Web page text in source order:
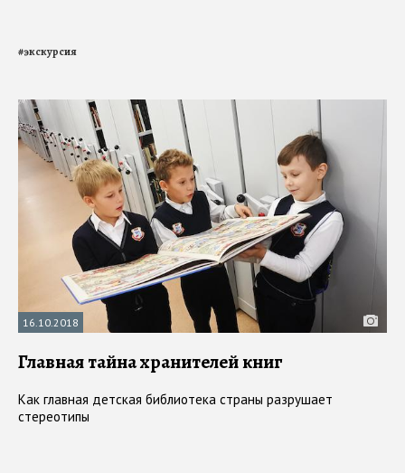
#экскурсия
16.10.2018
Главная тайна хранителей книг
Как главная детская библиотека страны разрушает
стереотипы